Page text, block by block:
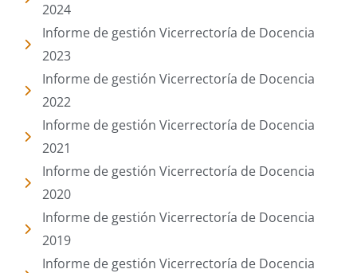
2024
Informe de gestión Vicerrectoría de Docencia
2023
Informe de gestión Vicerrectoría de Docencia
2022
Informe de gestión Vicerrectoría de Docencia
2021
Informe de gestión Vicerrectoría de Docencia
2020
Informe de gestión Vicerrectoría de Docencia
2019
Informe de gestión Vicerrectoría de Docencia